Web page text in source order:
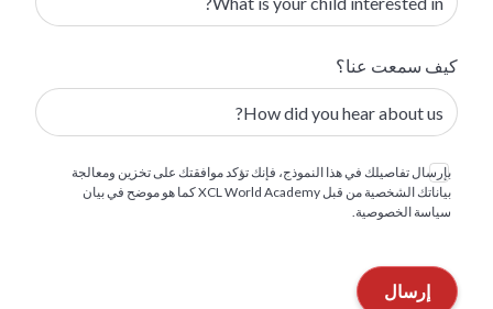
كيف سمعت عنا؟
بإرسال تفاصيلك في هذا النموذج، فإنك تؤكد موافقتك على تخزين ومعالجة
بياناتك الشخصية من قبل XCL World Academy كما هو موضح في بيان
سياسة الخصوصية.